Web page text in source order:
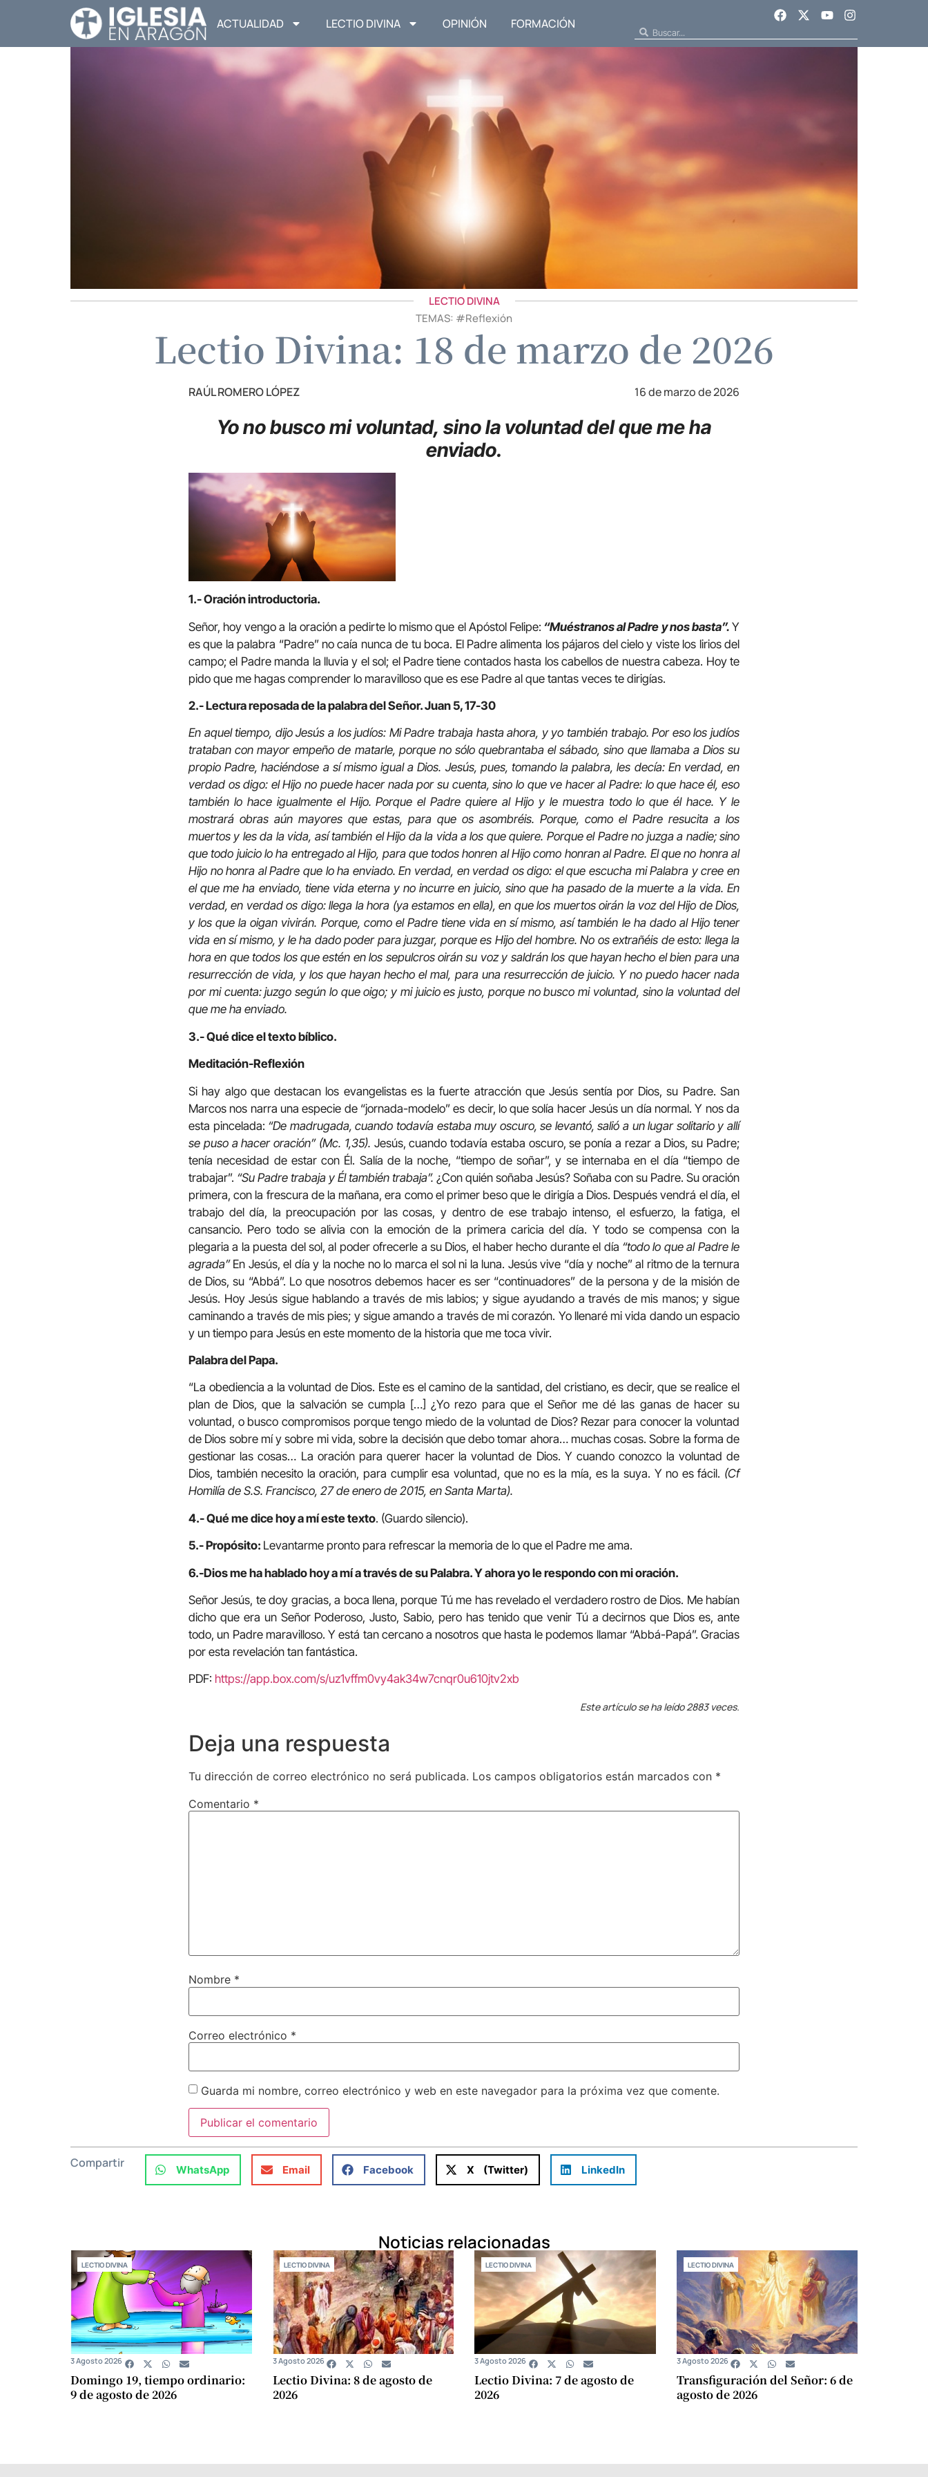
ACTUALIDAD LECTIO DIVINA OPINIÓN FORMACIÓN
LECTIO DIVINA
TEMAS: #Reflexión
Lectio Divina: 18 de marzo de 2026
RAÚL ROMERO LÓPEZ 16 de marzo de 2026
Yo no busco mi voluntad, sino la voluntad del que me ha
enviado.
1.- Oración introductoria.
Señor, hoy vengo a la oración a pedirte lo mismo que el Apóstol Felipe: “Muéstranos al Padre y nos basta”. Y
es que la palabra “Padre” no caía nunca de tu boca. El Padre alimenta los pájaros del cielo y viste los lirios del
campo; el Padre manda la lluvia y el sol; el Padre tiene contados hasta los cabellos de nuestra cabeza. Hoy te
pido que me hagas comprender lo maravilloso que es ese Padre al que tantas veces te dirigías.
2.- Lectura reposada de la palabra del Señor. Juan 5, 17-30
En aquel tiempo, dijo Jesús a los judíos: Mi Padre trabaja hasta ahora, y yo también trabajo. Por eso los judíos
trataban con mayor empeño de matarle, porque no sólo quebrantaba el sábado, sino que llamaba a Dios su
propio Padre, haciéndose a sí mismo igual a Dios. Jesús, pues, tomando la palabra, les decía: En verdad, en
verdad os digo: el Hijo no puede hacer nada por su cuenta, sino lo que ve hacer al Padre: lo que hace él, eso
también lo hace igualmente el Hijo. Porque el Padre quiere al Hijo y le muestra todo lo que él hace. Y le
mostrará obras aún mayores que estas, para que os asombréis. Porque, como el Padre resucita a los
muertos y les da la vida, así también el Hijo da la vida a los que quiere. Porque el Padre no juzga a nadie; sino
que todo juicio lo ha entregado al Hijo, para que todos honren al Hijo como honran al Padre. El que no honra al
Hijo no honra al Padre que lo ha enviado. En verdad, en verdad os digo: el que escucha mi Palabra y cree en
el que me ha enviado, tiene vida eterna y no incurre en juicio, sino que ha pasado de la muerte a la vida. En
verdad, en verdad os digo: llega la hora (ya estamos en ella), en que los muertos oirán la voz del Hijo de Dios,
y los que la oigan vivirán. Porque, como el Padre tiene vida en sí mismo, así también le ha dado al Hijo tener
vida en sí mismo, y le ha dado poder para juzgar, porque es Hijo del hombre. No os extrañéis de esto: llega la
hora en que todos los que estén en los sepulcros oirán su voz y saldrán los que hayan hecho el bien para una
resurrección de vida, y los que hayan hecho el mal, para una resurrección de juicio. Y no puedo hacer nada
por mi cuenta: juzgo según lo que oigo; y mi juicio es justo, porque no busco mi voluntad, sino la voluntad del
que me ha enviado.
3.- Qué dice el texto bíblico.
Meditación-Reflexión
Si hay algo que destacan los evangelistas es la fuerte atracción que Jesús sentía por Dios, su Padre. San
Marcos nos narra una especie de “jornada-modelo” es decir, lo que solía hacer Jesús un día normal. Y nos da
esta pincelada: “De madrugada, cuando todavía estaba muy oscuro, se levantó, salió a un lugar solitario y allí
se puso a hacer oración” (Mc. 1,35). Jesús, cuando todavía estaba oscuro, se ponía a rezar a Dios, su Padre;
tenía necesidad de estar con Él. Salía de la noche, “tiempo de soñar”, y se internaba en el día “tiempo de
trabajar”. “Su Padre trabaja y Él también trabaja”. ¿Con quién soñaba Jesús? Soñaba con su Padre. Su oración
primera, con la frescura de la mañana, era como el primer beso que le dirigía a Dios. Después vendrá el día, el
trabajo del día, la preocupación por las cosas, y dentro de ese trabajo intenso, el esfuerzo, la fatiga, el
cansancio. Pero todo se alivia con la emoción de la primera caricia del día. Y todo se compensa con la
plegaria a la puesta del sol, al poder ofrecerle a su Dios, el haber hecho durante el día “todo lo que al Padre le
agrada”En Jesús, el día y la noche no lo marca el sol ni la luna. Jesús vive “día y noche” al ritmo de la ternura
de Dios, su “Abbá”. Lo que nosotros debemos hacer es ser “continuadores” de la persona y de la misión de
Jesús. Hoy Jesús sigue hablando a través de mis labios; y sigue ayudando a través de mis manos; y sigue
caminando a través de mis pies; y sigue amando a través de mi corazón. Yo llenaré mi vida dando un espacio
y un tiempo para Jesús en este momento de la historia que me toca vivir.
Palabra del Papa.
“La obediencia a la voluntad de Dios. Este es el camino de la santidad, del cristiano, es decir, que se realice el
plan de Dios, que la salvación se cumpla […] ¿Yo rezo para que el Señor me dé las ganas de hacer su
voluntad, o busco compromisos porque tengo miedo de la voluntad de Dios? Rezar para conocer la voluntad
de Dios sobre mí y sobre mi vida, sobre la decisión que debo tomar ahora… muchas cosas. Sobre la forma de
gestionar las cosas… La oración para querer hacer la voluntad de Dios. Y cuando conozco la voluntad de
Dios, también necesito la oración, para cumplir esa voluntad, que no es la mía, es la suya. Y no es fácil. (Cf
Homilía de S.S. Francisco, 27 de enero de 2015, en Santa Marta).
4.- Qué me dice hoy a mí este texto. (Guardo silencio).
5.- Propósito: Levantarme pronto para refrescar la memoria de lo que el Padre me ama.
6.-Dios me ha hablado hoy a mí a través de su Palabra. Y ahora yo le respondo con mi oración.
Señor Jesús, te doy gracias, a boca llena, porque Tú me has revelado el verdadero rostro de Dios. Me habían
dicho que era un Señor Poderoso, Justo, Sabio, pero has tenido que venir Tú a decirnos que Dios es, ante
todo, un Padre maravilloso. Y está tan cercano a nosotros que hasta le podemos llamar “Abbá-Papá”. Gracias
por esta revelación tan fantástica.
PDF: https://app.box.com/s/uz1vffm0vy4ak34w7cnqr0u610jtv2xb
Este artículo se ha leído 2883 veces.
Deja una respuesta
Tu dirección de correo electrónico no será publicada. Los campos obligatorios están marcados con *
Comentario *
Nombre *
Correo electrónico *
Guarda mi nombre, correo electrónico y web en este navegador para la próxima vez que comente.
Compartir WhatsApp Email Facebook X (Twitter) LinkedIn
Noticias relacionadas
LECTIO DIVINA
Domingo 19, tiempo ordinario:
9 de agosto de 2026
3 Agosto 2026
LECTIO DIVINA
Lectio Divina: 8 de agosto de
2026
3 Agosto 2026
LECTIO DIVINA
Lectio Divina: 7 de agosto de
2026
3 Agosto 2026
LECTIO DIVINA
Transfiguración del Señor: 6 de
agosto de 2026
3 Agosto 2026